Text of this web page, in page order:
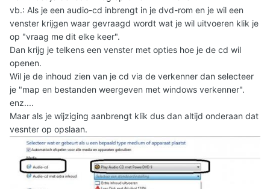
vb.: Als je een audio-cd inbrengt in je dvd-rom en je wil een
venster krijgen waar gevraagd wordt wat je wil uitvoeren klik je
op "vraag me dit elke keer".
Dan krijg je telkens een venster met opties hoe je de cd wil
openen.
Wil je de inhoud zien van je cd via de verkenner dan selecteer
je "map en bestanden weergeven met windows verkenner".
enz....
Maar als je wijziging aanbrengt klik dus dan altijd onderaan dat
vesnter op opslaan.